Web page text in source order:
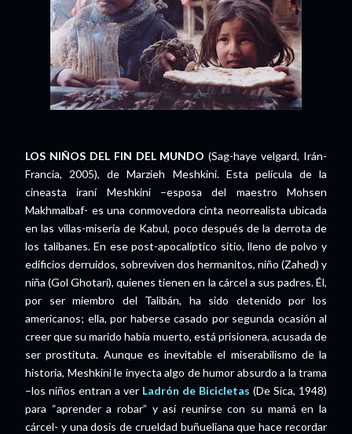
LOS NIÑOS DEL FIN DEL MUNDO (Sag-haye velgard, Irán-
Francia, 2005), de Marzieh Meshkini. Esta película de la
cineasta iraní Meshkini –esposa del maestro Mohsen
Makhmalbaf- es una conmovedora cinta neorrealista ubicada
en las villas-miseria de Kabul, poco después de la derrota de
los talibanes. En ese post-apocalíptico sitio, lleno de polvo y
edificios derruidos, sobreviven dos hermanitos, niño (Zahed) y
niña (Gol Ghotari), quienes tienen en la cárcel a sus padres. Él,
por ser miembro del Talibán, ha sido detenido por los
americanos; ella, por haberse casado por segunda ocasión al
creer que su marido había muerto, está prisionera, acusada de
ser prostituta. Aunque es inevitable el miserabilismo de la
historia, Meshkini le inyecta algo de humor absurdo a la trama
–los niños entran a ver Ladrón de Bicicletas (De Sica, 1948)
para “aprender a robar” y así reunirse con su mamá en la
cárcel- y una dosis de crueldad buñueliana que hace recordar